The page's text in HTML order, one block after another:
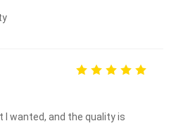
I wanted, and the quality is